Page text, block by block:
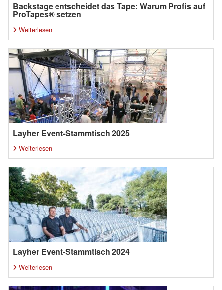
Backstage entscheidet das Tape: Warum Profis auf
ProTapes® setzen
Weiterlesen
Layher Event-Stammtisch 2025
Weiterlesen
Layher Event-Stammtisch 2024
Weiterlesen